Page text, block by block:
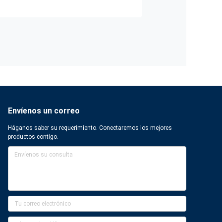
Envíenos un correo
Háganos saber su requerimiento. Conectaremos los mejores
productos contigo.